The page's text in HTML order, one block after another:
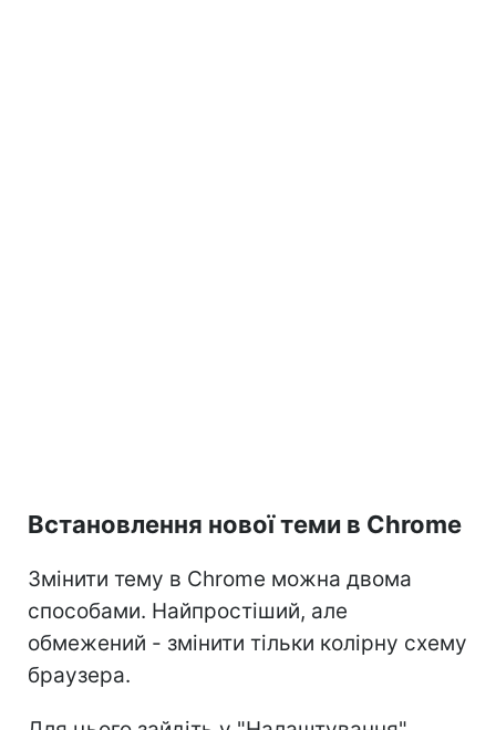
Встановлення нової теми в Chrome
Змінити тему в Chrome можна двома
способами. Найпростіший, але
обмежений - змінити тільки колірну схему
браузера.